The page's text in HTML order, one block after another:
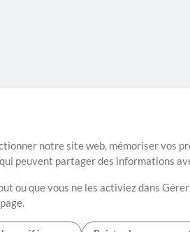
notre site web, mémoriser vos
peuvent partager des informations
ou que vous ne les activiez dans